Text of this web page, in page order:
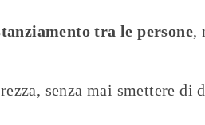
tra le persone,
senza mai smettere di